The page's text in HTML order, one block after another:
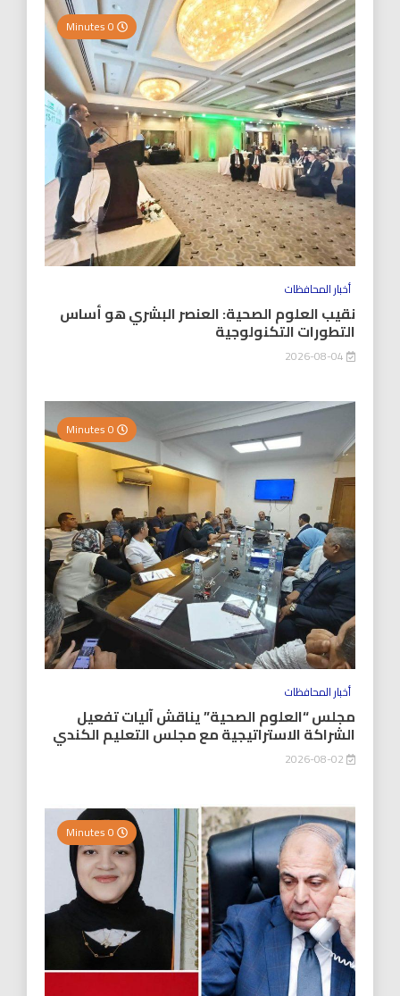
أخبار المحافظات
نقيب العلوم الصحية: العنصر البشري هو أساس
التطورات التكنولوجية
أخبار المحافظات
مجلس “العلوم الصحية” يناقش آليات تفعيل
الشراكة الاستراتيجية مع مجلس التعليم الكندي